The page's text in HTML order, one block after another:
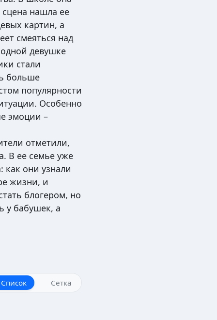
нашла ее
картин, а
смеяться над
девушке
стали
больше
популярности
Особенно
эмоции –
отметили,
В ее семье уже
как они узнали
жизни, и
блогером, но
у бабушек, а
Список Сетка